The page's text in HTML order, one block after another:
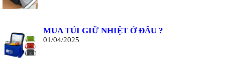
MUA TÚI GIỮ NHIỆT Ở ĐÂU ?
01/04/2025